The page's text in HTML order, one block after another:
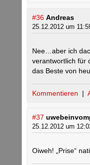
#36 Andreas
25.12.2012 um
Nee…aber ich
verantwortlich für
das Beste von
Kommentieren |
#37
25.12.2012 um
Oiweh! „Prise“